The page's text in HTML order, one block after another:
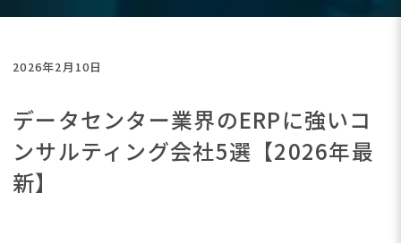
2026年2月10日
データセンター業界のERPに強いコ
ンサルティング会社5選【2026年最
新】